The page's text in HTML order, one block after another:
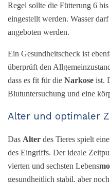
Regel sollte die Fütterung 6
eingestellt werden. Wasser
angeboten werden.
Ein Gesundheitscheck ist
überprüft den
dass es fit für die Narkose ist.
Blutuntersuchung und eine
Alter und optimaler
Das Alter des Tieres spielt
des Eingriffs. Der ideale
vierten und sechsten Lebens
gesundheitlich stabil, aber